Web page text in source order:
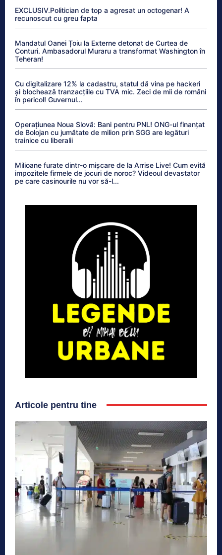
EXCLUSIV.Politician de top a agresat un octogenar! A
recunoscut cu greu fapta
Mandatul Oanei Țoiu la Externe detonat de Curtea de
Conturi. Ambasadorul Muraru a transformat Washington în
Teheran!
Cu digitalizare 12% la cadastru, statul dă vina pe hackeri
și blochează tranzacțiile cu TVA mic. Zeci de mii de români
în pericol! Guvernul...
Operațiunea Noua Slovă: Bani pentru PNL! ONG-ul finanțat
de Bolojan cu jumătate de milion prin SGG are legături
trainice cu liberalii
Milioane furate dintr-o mișcare de la Arrise Live! Cum evită
impozitele firmele de jocuri de noroc? Videoul devastator
pe care casinourile nu vor să-l...
Articole pentru tine